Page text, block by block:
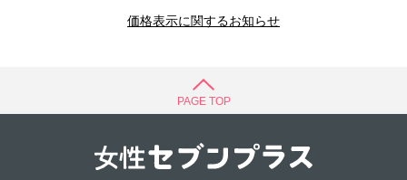
価格表示に関するお知らせ
PAGE TOP